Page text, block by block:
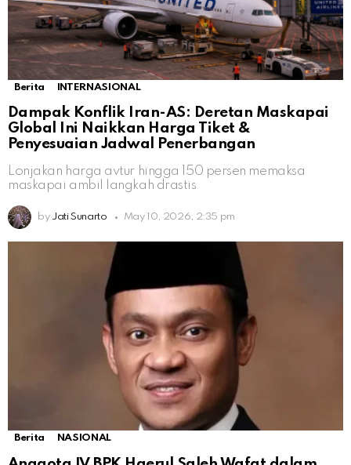
Berita INTERNASIONAL
Dampak Konflik Iran-AS: Deretan Maskapai
Global Ini Naikkan Harga Tiket &
Penyesuaian Jadwal Penerbangan
Lonjakan harga avtur hingga 150 persen memaksa
maskapai ambil langkah drastis
by Jati Sunarto May 10, 2026, 2:35 pm
Berita NASIONAL